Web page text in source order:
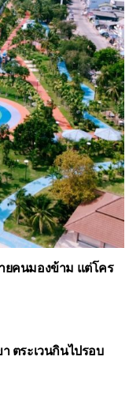
ยคนมองข้าม แต่โคร
ตระเวนกินไปรอบ